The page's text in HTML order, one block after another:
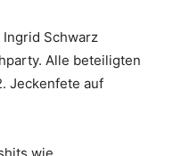
Schwarz
Alle beteiligten
Jeckenfete auf